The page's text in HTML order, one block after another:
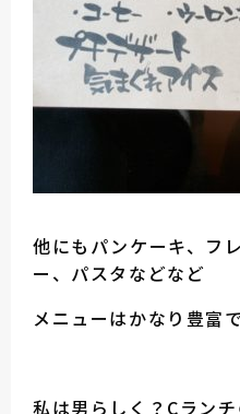
他にもパンケーキ、フ
ー、パスタなどなど
メニューはかなり豊富
私は男らしく？Cランチ